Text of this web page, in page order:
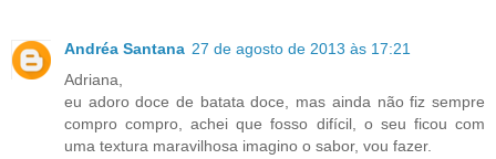
Andréa Santana 27 de agosto de 2013 às 17:21
Adriana,
eu adoro doce de batata doce, mas ainda não fiz sempre
compro compro, achei que fosso difícil, o seu ficou com
uma textura maravilhosa imagino o sabor, vou fazer.